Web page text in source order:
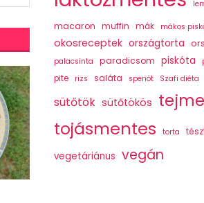
macaron muffin mák mákos
okosreceptek országtorta
palacsinta paradicsom piskóta
pite rizs saláta spenót Szafi diéta
sütőtök sütőtökös
tojásmentes torta
vegetáriánus vegán